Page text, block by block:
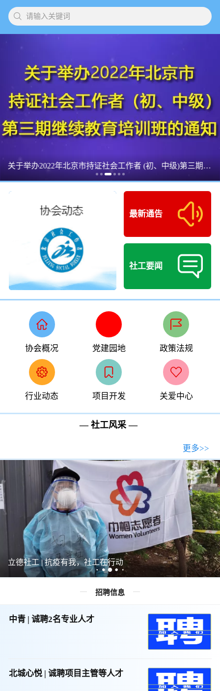
请输入关键词
关于举办2022年北京市持证社会工作者 (初、中级)第三期继续教育培训班的通知
最新通告
社工要闻
协会概况 党建园地 政策法规
行业动态 项目开发 关爱中心
— 社工风采 —
更多>>
立德社工 | 抗疫有我，社工在行动
招聘信息
中青 | 诚聘2名专业人才
北城心悦 | 诚聘项目主管等人才